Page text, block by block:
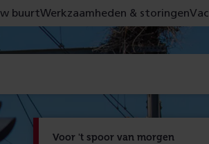
Voor 't spoor van morgen
buurtWerkzaamheden & storingen